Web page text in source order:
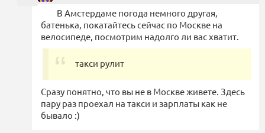
В Амстердаме погода немного другая,
батенька, покатайтесь сейчас по Москве на
велосипеде, посмотрим надолго ли вас хватит.
такси рулит
Сразу понятно, что вы не в Москве живете. Здесь
пару раз проехал на такси и зарплаты как не
бывало :)